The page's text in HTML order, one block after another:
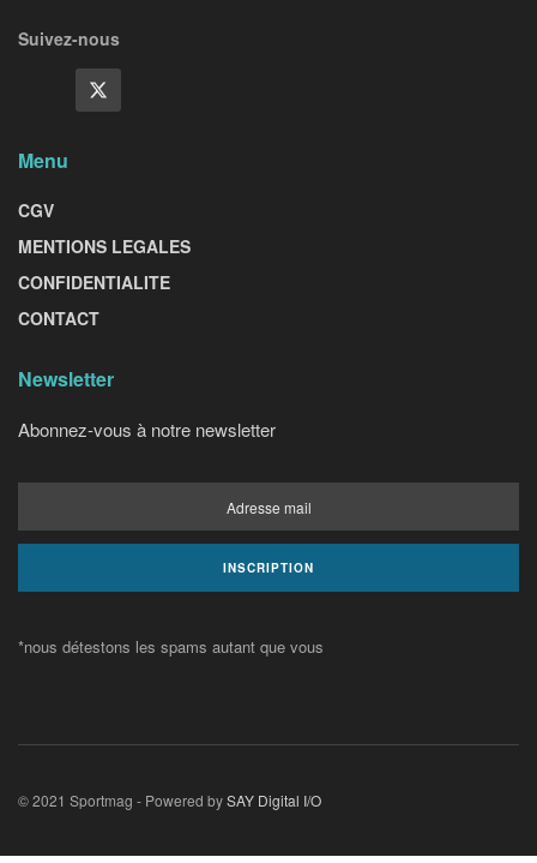
Suivez-nous
Menu
CGV
MENTIONS LEGALES
CONFIDENTIALITE
CONTACT
Newsletter
Abonnez-vous à notre newsletter
*nous détestons les spams autant que vous
© 2021 Sportmag - Powered bySAY Digital I/O